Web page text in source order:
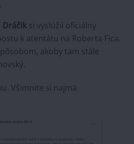
Dráčik si vyslúžil oficiálny
k atentátu na Roberta Fica.
akoby tam stále
Všimnite si najmä